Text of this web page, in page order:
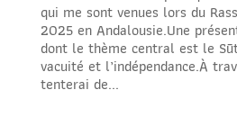
qui me sont venues lors du
2025 en Andalousie.Une
dont le thème central est le
vacuité et l’indépendance.À
tenterai de...